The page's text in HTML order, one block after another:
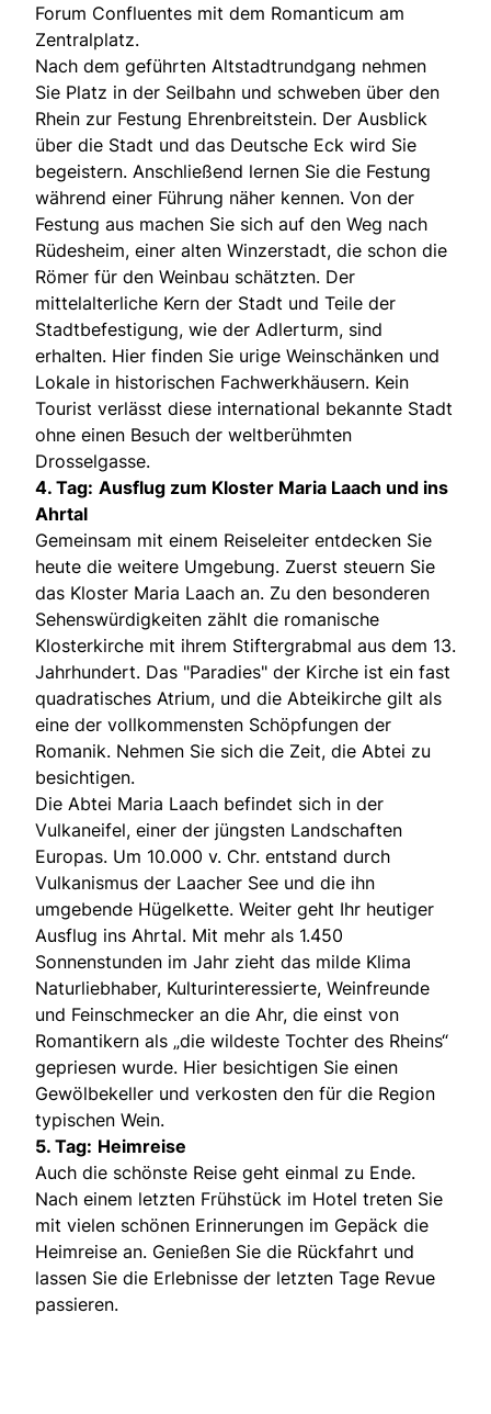
Forum Confluentes mit dem Romanticum am
Zentralplatz.
Nach dem geführten Altstadtrundgang nehmen
Sie Platz in der Seilbahn und schweben über den
Rhein zur Festung Ehrenbreitstein. Der Ausblick
über die Stadt und das Deutsche Eck wird Sie
begeistern. Anschließend lernen Sie die Festung
während einer Führung näher kennen. Von der
Festung aus machen Sie sich auf den Weg nach
Rüdesheim, einer alten Winzerstadt, die schon die
Römer für den Weinbau schätzten. Der
mittelalterliche Kern der Stadt und Teile der
Stadtbefestigung, wie der Adlerturm, sind
erhalten. Hier finden Sie urige Weinschänken und
Lokale in historischen Fachwerkhäusern. Kein
Tourist verlässt diese international bekannte Stadt
ohne einen Besuch der weltberühmten
Drosselgasse.
4. Tag: Ausflug zum Kloster Maria Laach und ins
Ahrtal
Gemeinsam mit einem Reiseleiter entdecken Sie
heute die weitere Umgebung. Zuerst steuern Sie
das Kloster Maria Laach an. Zu den besonderen
Sehenswürdigkeiten zählt die romanische
Klosterkirche mit ihrem Stiftergrabmal aus dem 13.
Jahrhundert. Das "Paradies" der Kirche ist ein fast
quadratisches Atrium, und die Abteikirche gilt als
eine der vollkommensten Schöpfungen der
Romanik. Nehmen Sie sich die Zeit, die Abtei zu
besichtigen.
Die Abtei Maria Laach befindet sich in der
Vulkaneifel, einer der jüngsten Landschaften
Europas. Um 10.000 v. Chr. entstand durch
Vulkanismus der Laacher See und die ihn
umgebende Hügelkette. Weiter geht Ihr heutiger
Ausflug ins Ahrtal. Mit mehr als 1.450
Sonnenstunden im Jahr zieht das milde Klima
Naturliebhaber, Kulturinteressierte, Weinfreunde
und Feinschmecker an die Ahr, die einst von
Romantikern als „die wildeste Tochter des Rheins“
gepriesen wurde. Hier besichtigen Sie einen
Gewölbekeller und verkosten den für die Region
typischen Wein.
5. Tag: Heimreise
Auch die schönste Reise geht einmal zu Ende.
Nach einem letzten Frühstück im Hotel treten Sie
mit vielen schönen Erinnerungen im Gepäck die
Heimreise an. Genießen Sie die Rückfahrt und
lassen Sie die Erlebnisse der letzten Tage Revue
passieren.